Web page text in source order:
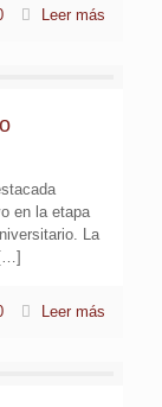
Leer más
en la etapa
La
Leer más